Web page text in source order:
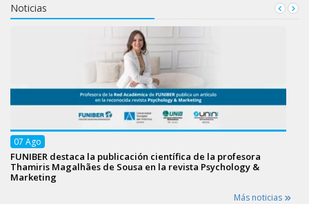
Noticias
07 Ago
FUNIBER destaca la publicación científica de la profesora
Thamiris Magalhães de Sousa en la revista Psychology &
Marketing
Más noticias